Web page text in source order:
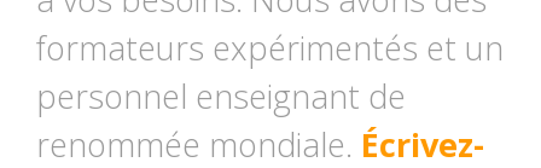
formateurs expérimentés et un
personnel enseignant de
renommée mondiale. Écrivez-